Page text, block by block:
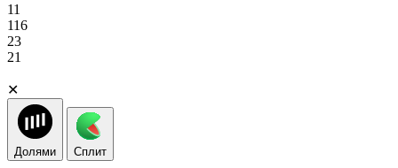
11
116
23
21
✕
Долями Сплит